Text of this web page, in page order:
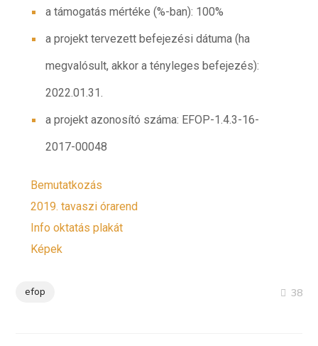
a támogatás mértéke (%-ban): 100%
a projekt tervezett befejezési dátuma (ha
megvalósult, akkor a tényleges befejezés):
2022.01.31.
a projekt azonosító száma: EFOP-1.4.3-16-
2017-00048
Bemutatkozás
2019. tavaszi órarend
Info oktatás plakát
Képek
efop 38